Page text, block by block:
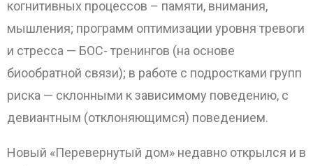
когнитивных процессов – памяти, внимания,
мышления; программ оптимизации уровня тревоги
и стресса — БОС- тренингов (на основе
биообратной связи); в работе с подростками групп
риска — склонными к зависимому поведению, с
девиантным (отклоняющимся) поведением.
Новый «Перевернутый дом» недавно открылся и в